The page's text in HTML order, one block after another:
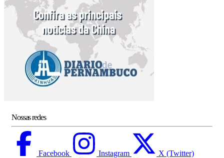
Nossas redes
Facebook Instagram X (Twitter)